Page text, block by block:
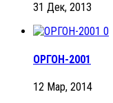
31 Дек, 2013
0
ОРГОН-2001
12 Мар, 2014